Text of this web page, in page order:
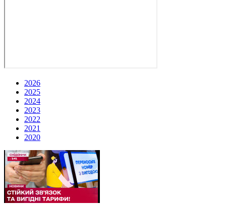
2026
2025
2024
2023
2022
2021
2020